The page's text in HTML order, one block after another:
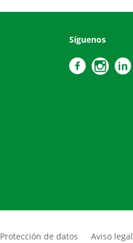
Síguenos
Aviso legal
Protección de datos